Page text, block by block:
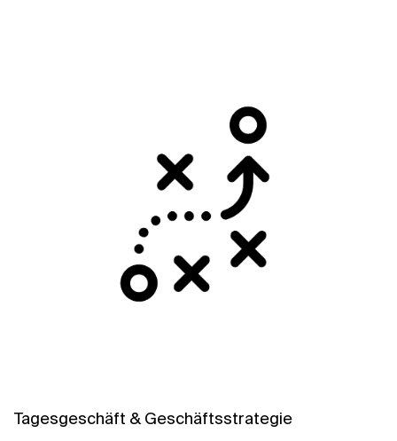
Tagesgeschäft & Geschäftsstrategie